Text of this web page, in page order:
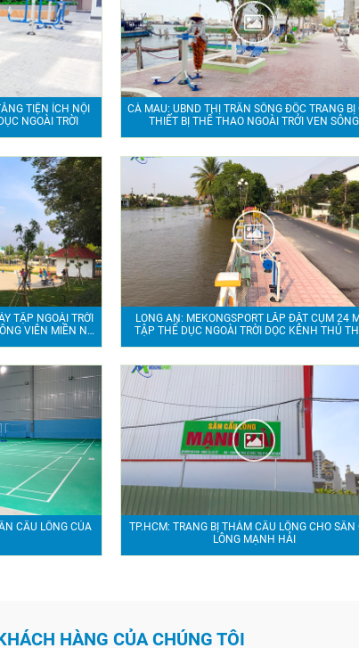
TIỆN ÍCH NỘI
NGOÀI TRỜI
CÀ MAU: UBND THỊ TRẤN SÔNG ĐỐC TRANG BỊ
THIẾT BỊ THỂ THAO NGOÀI TRỞI VEN SÔNG
TẬP NGOÀI TRỜI
VIÊN MIỀN NÚI
LONG AN: MEKONGSPORT LẮP ĐẶT CỤM 24
TẬP THỂ DỤC NGOÀI TRỜI DỌC KÊNH THỦ
CẦU LÔNG CỦA
TP.HCM: TRANG BỊ THẢM CẦU LÔNG CHO SÂN
LÔNG MẠNH HẢI
HÀNG CỦA CHÚNG TÔI